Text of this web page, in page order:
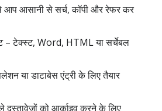
आसानी से सर्च, कॉपी और रेफर कर
– टेक्स्ट, Word, HTML या सर्चेबल
या डाटाबेस एंट्री के लिए तैयार
दस्तावेजों को आर्काइव करने के लिए